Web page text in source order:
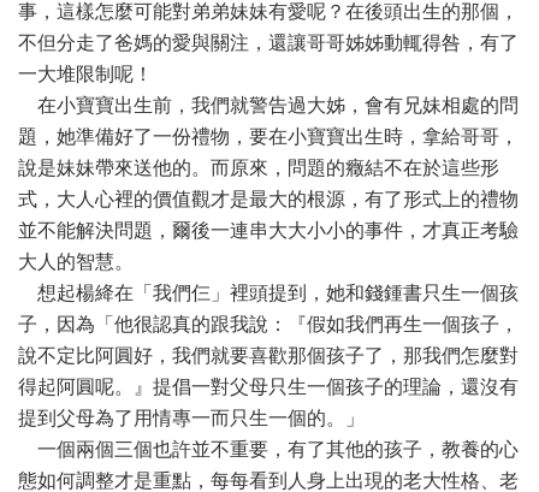
事，這樣怎麼可能對弟弟妹妹有愛呢？在後頭出生的那個，
不但分走了爸媽的愛與關注，還讓哥哥姊姊動輒得咎，有了
一大堆限制呢！
在小寶寶出生前，我們就警告過大姊，會有兄妹相處的問
題，她準備好了一份禮物，要在小寶寶出生時，拿給哥哥，
說是妹妹帶來送他的。而原來，問題的癥結不在於這些形
式，大人心裡的價值觀才是最大的根源，有了形式上的禮物
並不能解決問題，爾後一連串大大小小的事件，才真正考驗
大人的智慧。
想起楊絳在「我們仨」裡頭提到，她和錢鍾書只生一個孩
子，因為「他很認真的跟我說：『假如我們再生一個孩子，
說不定比阿圓好，我們就要喜歡那個孩子了，那我們怎麼對
得起阿圓呢。』提倡一對父母只生一個孩子的理論，還沒有
提到父母為了用情專一而只生一個的。」
一個兩個三個也許並不重要，有了其他的孩子，教養的心
態如何調整才是重點，每每看到人身上出現的老大性格、老